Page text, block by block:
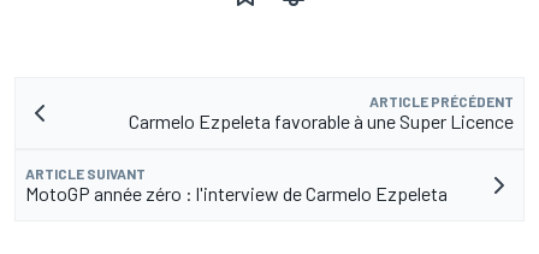
ARTICLE PRÉCÉDENT
Carmelo Ezpeleta favorable à une Super Licence
ARTICLE SUIVANT
MotoGP année zéro : l'interview de Carmelo Ezpeleta